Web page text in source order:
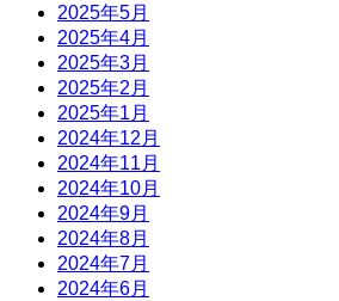
2025年5月
2025年4月
2025年3月
2025年2月
2025年1月
2024年12月
2024年11月
2024年10月
2024年9月
2024年8月
2024年7月
2024年6月